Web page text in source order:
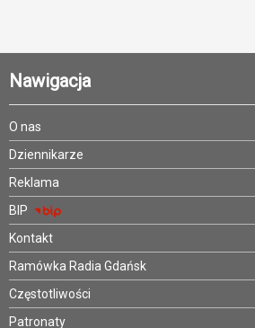
Nawigacja
O nas
Dziennikarze
Reklama
BIP
Kontakt
Ramówka Radia Gdańsk
Częstotliwości
Patronaty